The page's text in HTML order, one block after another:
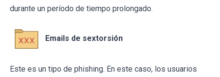
durante un período de tiempo prolongado.
Emails de sextorsión
Este es un tipo de phishing. En este caso, los usuarios